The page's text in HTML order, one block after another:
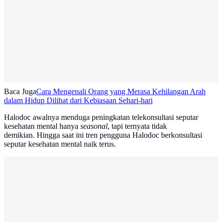
Baca JugaCara Mengenali Orang yang Merasa Kehilangan Arah
dalam Hidup Dilihat dari Kebiasaan Sehari-hari
Halodoc awalnya menduga peningkatan telekonsultasi seputar
kesehatan mental hanya seasonal, tapi ternyata tidak
demikian. Hingga saat ini tren pengguna Halodoc berkonsultasi
seputar kesehatan mental naik terus.